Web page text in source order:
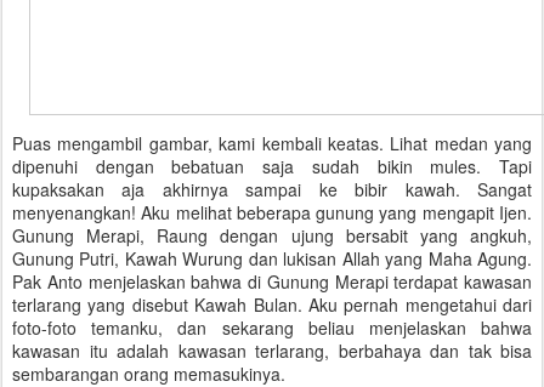
Puas mengambil gambar, kami kembali keatas. Lihat medan yang
dipenuhi dengan bebatuan saja sudah bikin mules. Tapi
kupaksakan aja akhirnya sampai ke bibir kawah. Sangat
menyenangkan! Aku melihat beberapa gunung yang mengapit Ijen.
Gunung Merapi, Raung dengan ujung bersabit yang angkuh,
Gunung Putri, Kawah Wurung dan lukisan Allah yang Maha Agung.
Pak Anto menjelaskan bahwa di Gunung Merapi terdapat kawasan
terlarang yang disebut Kawah Bulan. Aku pernah mengetahui dari
foto-foto temanku, dan sekarang beliau menjelaskan bahwa
kawasan itu adalah kawasan terlarang, berbahaya dan tak bisa
sembarangan orang memasukinya.